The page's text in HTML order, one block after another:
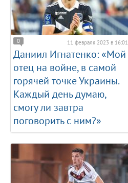
0 11 февраля 2023 в 16:01
Даниил Игнатенко: «Мой
отец на войне, в самой
горячей точке Украины.
Каждый день думаю,
смогу ли завтра
поговорить с ним?»